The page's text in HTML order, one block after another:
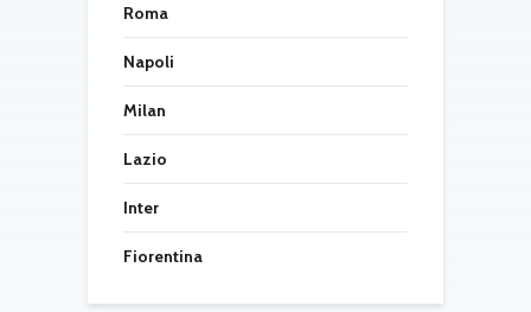
Roma
Napoli
Milan
Lazio
Inter
Fiorentina